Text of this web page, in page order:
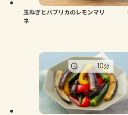
玉ねぎとパプリカのレモンマリ
ネ
10分